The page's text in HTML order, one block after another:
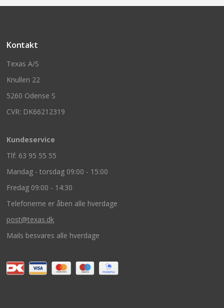
Kontakt
Texas A/S
Knullen 22
5260 Odense S
CVR: DK66212319
Kundeservice
Tlf: 63 95 55 55
Mandag - torsdag 09:00 - 15:00
Fredag 09:00 - 14:30
Telefonerne er åben alle hverdage
post@texas.dk
Mails besvares alle hverdage